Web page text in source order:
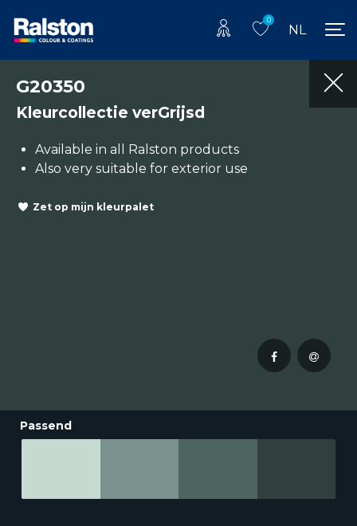
0
NL
G20350
Kleurcollectie verGrijsd
Available in all Ralston products
Also very suitable for exterior use
Zet op mijn kleurpalet
Passend